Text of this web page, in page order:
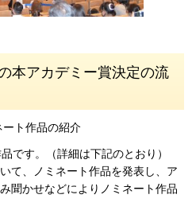
本アカデミー賞決定の流
ト作品の紹介
です。（詳細は下記のとおり）
て、ノミネート作品を発表し、ア
聞かせなどによりノミネート作品